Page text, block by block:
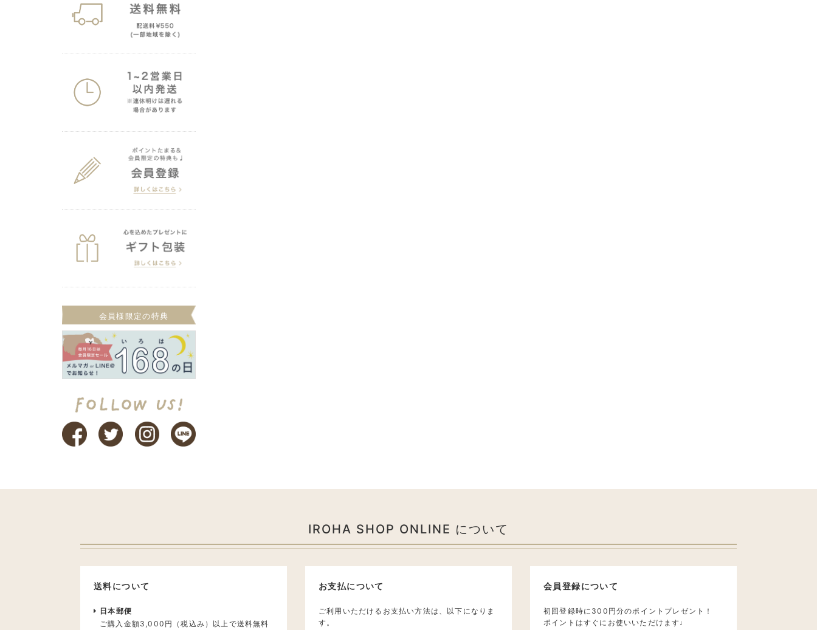
会員様限定の特典
IROHA SHOP ONLINE について
送料について
日本郵便
ご購入金額3,000円（税込み）以上で送料無料
お支払について
ご利用いただけるお支払い方法は、以下になりま
す。
会員登録について
初回登録時に300円分のポイントプレゼント！
ポイントはすぐにお使いいただけます♩